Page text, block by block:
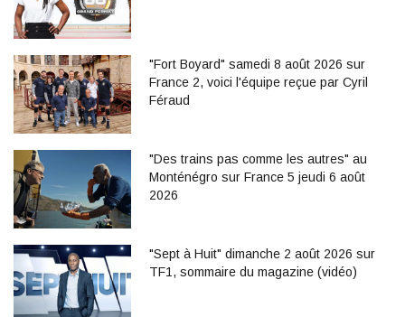
"Fort Boyard" samedi 8 août 2026 sur
France 2, voici l'équipe reçue par Cyril
Féraud
"Des trains pas comme les autres" au
Monténégro sur France 5 jeudi 6 août
2026
"Sept à Huit" dimanche 2 août 2026 sur
TF1, sommaire du magazine (vidéo)